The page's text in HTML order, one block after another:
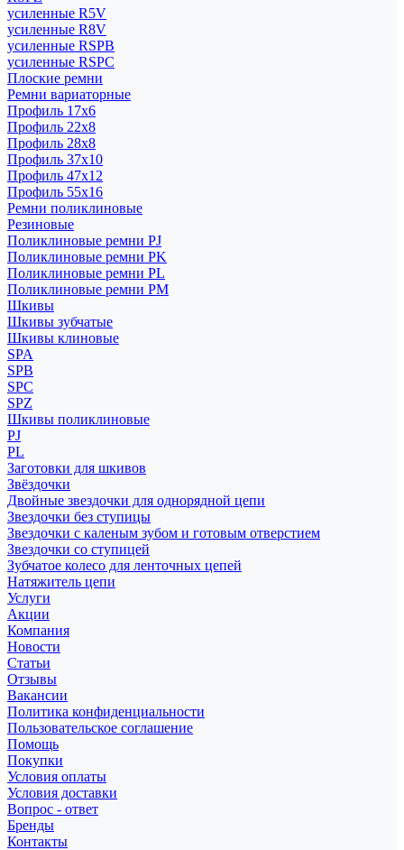
усиленные R5V
усиленные R8V
усиленные RSPB
усиленные RSPC
Плоские ремни
Ремни вариаторные
Профиль 17x6
Профиль 22x8
Профиль 28x8
Профиль 37x10
Профиль 47x12
Профиль 55x16
Ремни поликлиновые
Резиновые
Поликлиновые ремни PJ
Поликлиновые ремни PK
Поликлиновые ремни PL
Поликлиновые ремни PM
Шкивы
Шкивы зубчатые
Шкивы клиновые
SPA
SPB
SPC
SPZ
Шкивы поликлиновые
PJ
PL
Заготовки для шкивов
Звёздочки
Двойные звездочки для однорядной цепи
Звездочки без ступицы
Звездочки с каленым зубом и готовым отверстием
Звездочки со ступицей
Зубчатое колесо для ленточных цепей
Натяжитель цепи
Услуги
Акции
Компания
Новости
Статьи
Отзывы
Вакансии
Политика конфиденциальности
Пользовательское соглашение
Помощь
Покупки
Условия оплаты
Условия доставки
Вопрос - ответ
Бренды
Контакты